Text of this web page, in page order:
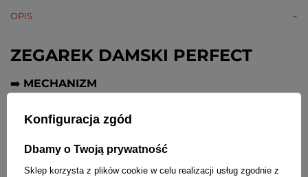
OPIS
ZEGAREK DAMSKI PERFECT
➡️ MECHANIZM
Japoński kwarcowy Myiota
Konfiguracja zgód
Dbamy o Twoją prywatność
Sklep korzysta z plików cookie w celu realizacji usług zgodnie z